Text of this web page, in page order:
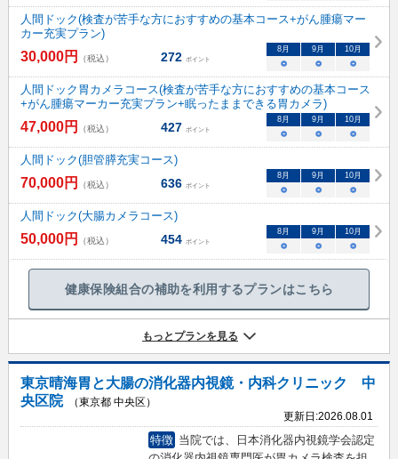
人間ドック(検査が苦手な方におすすめの基本コース+がん腫瘍マー
カー充実プラン)
30,000円 （税込） 272 ポイント
8 月 9 月 10月
○ ○ ○
人間ドック胃カメラコース(検査が苦手な方におすすめの基本コース
+がん腫瘍マーカー充実プラン+眠ったままできる胃カメラ)
47,000円 （税込） 427 ポイント
8 月 9 月 10月
○ ○ ○
人間ドック(胆管膵充実コース)
70,000円 （税込） 636 ポイント
8 月 9 月 10月
○ ○ ○
人間ドック(大腸カメラコース)
50,000円 （税込） 454 ポイント
8 月 9 月 10月
○ ○ ○
健康保険組合の補助を利用するプランはこちら
もっとプランを見る
東京晴海胃と大腸の消化器内視鏡・内科クリニック 中
央区院
（東京都 中央区）
更新日:2026.08.01
特徴 当院では、日本消化器内視鏡学会認定